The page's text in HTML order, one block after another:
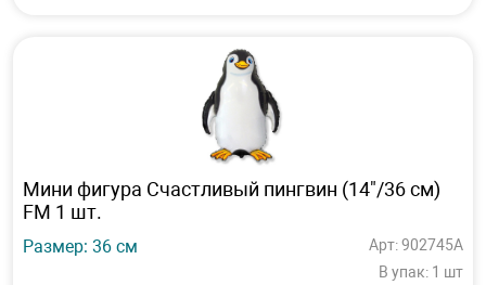
Мини фигура Счастливый пингвин (14"/36 см)
FM 1 шт.
Размер: 36 см
Арт: 902745А
В упак: 1 шт